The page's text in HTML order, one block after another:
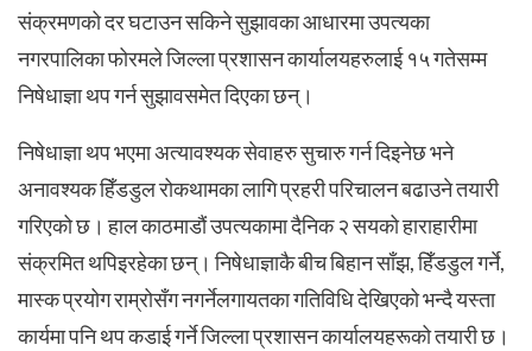
संक्रमणको दर घटाउन सकिने सुझावका आधारमा उपत्यका
नगरपालिका फोरमले जिल्ला प्रशासन कार्यालयहरुलाई १५ गतेसम्म
निषेधाज्ञा थप गर्न सुझावसमेत दिएका छन्।
निषेधाज्ञा थप भएमा अत्यावश्यक सेवाहरु सुचारु गर्न दिइनेछ भने
अनावश्यक हिँडडुल रोकथामका लागि प्रहरी परिचालन बढाउने तयारी
गरिएको छ। हाल काठमाडौं उपत्यकामा दैनिक २ सयको हाराहारीमा
संक्रमित थपिइरहेका छन्। निषेधाज्ञाकै बीच बिहान साँझ, हिँडडुल गर्ने,
मास्क प्रयोग राम्रोसँग नगर्नेलगायतका गतिविधि देखिएको भन्दै यस्ता
कार्यमा पनि थप कडाई गर्ने जिल्ला प्रशासन कार्यालयहरूको तयारी छ।